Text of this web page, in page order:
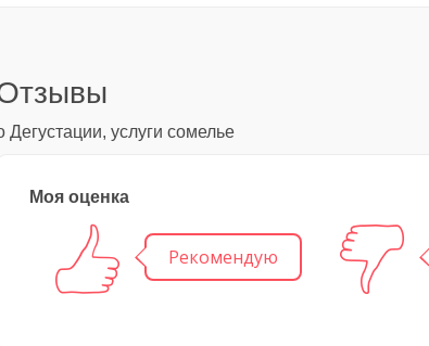
Дегустации, услуги сомелье
Моя оценка
Рекомендую